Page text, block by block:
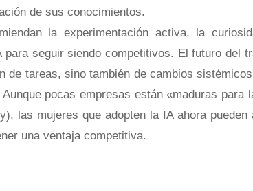
de sus conocimientos.
la experimentación activa, la
para seguir siendo competitivos. El futuro del
de tareas, sino también de cambios
pocas empresas están «maduras para
las mujeres que adopten la IA ahora
una ventaja competitiva.